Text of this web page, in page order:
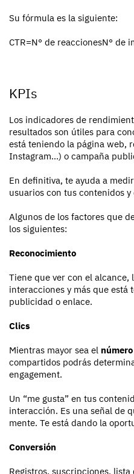
Su fórmula es la siguiente:
CTR=N° de reaccionesN° de
KPIs
Los indicadores de
resultados son útiles para
está teniendo la página web,
Instagram…) o campaña
En definitiva, te ayuda a
usuarios con tus contenidos
Algunos de los factores que
los siguientes:
Reconocimiento
Tiene que ver con el alcance,
interacciones y más que está
publicidad o enlace.
Clics
Mientras mayor sea el número
compartidos podrás
engagement.
Un “me gusta” en tus
interacción. Es una señal de
mente. Te está dando la
Conversión
Registros, suscripciones, lista